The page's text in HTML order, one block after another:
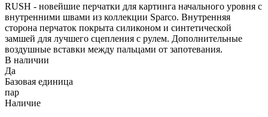
RUSH - новейшие перчатки для картинга начального уровня с
внутренними швами из коллекции Sparco. Внутренняя
сторона перчаток покрыта силиконом и синтетической
замшей для лучшего сцепления с рулем. Дополнительные
воздушные вставки между пальцами от запотевания.
В наличии
Да
Базовая единица
пар
Наличие